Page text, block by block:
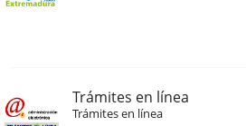
Trámites en línea
Trámites en línea